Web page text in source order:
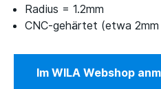
Radius = 1.2mm
CNC-gehärtet (etwa
Im WILA Webshop